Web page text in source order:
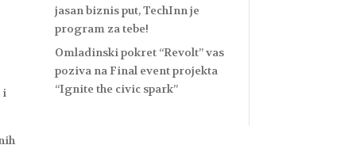
i
jasan biznis put, TechInn je
program za tebe!
Omladinski pokret “Revolt” vas
poziva na Final event projekta
“Ignite the civic spark”